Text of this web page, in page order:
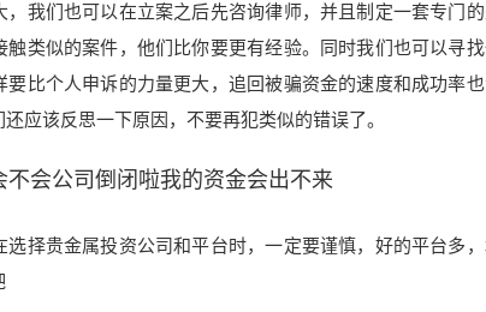
我们也可以在立案之后先咨询律师，并且制定一套专门
触类似的案件，他们比你要更有经验。同时我们也可以寻
要比个人申诉的力量更大，追回被骗资金的速度和成功率
应该反思一下原因，不要再犯类似的错误了。
会公司倒闭啦我的资金会出不来
选择贵金属投资公司和平台时，一定要谨慎，好的平台多